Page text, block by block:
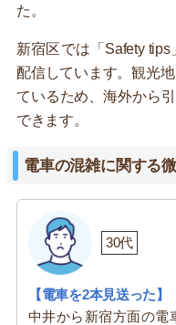
た。
新宿区では「Safety
配信しています。観光
ているため、海外から
できます。
電車の混雑に関する
30代
【電車を2本見送った】
中井から新宿方面の電